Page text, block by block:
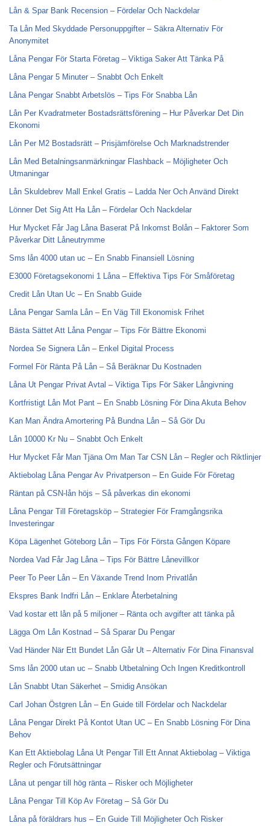
Lån & Spar Bank Recension – Fördelar Och Nackdelar
Ta Lån Med Skyddade Personuppgifter – Säkra Alternativ För
Anonymitet
Låna Pengar För Starta Företag – Viktiga Saker Att Tänka På
Låna Pengar 5 Minuter – Snabbt Och Enkelt
Låna Pengar Snabbt Arbetslös – Tips För Snabba Lån
Lån Per Kvadratmeter Bostadsrättsförening – Hur Påverkar Det Din
Ekonomi
Lån Per M2 Bostadsrätt – Prisjämförelse Och Marknadstrender
Lån Med Betalningsanmärkningar Flashback – Möjligheter Och
Utmaningar
Lån Skuldebrev Mall Enkel Gratis – Ladda Ner Och Använd Direkt
Lönner Det Sig Att Ha Lån – Fördelar Och Nackdelar
Hur Mycket Får Jag Låna Baserat På Inkomst Bolån – Faktorer Som
Påverkar Ditt Låneutrymme
Sms lån 4000 utan uc – En Snabb Finansiell Lösning
E3000 Företagsekonomi 1 Låna – Effektiva Tips För Småföretag
Credit Lån Utan Uc – En Snabb Guide
Låna Pengar Samla Lån – En Väg Till Ekonomisk Frihet
Bästa Sättet Att Låna Pengar – Tips För Bättre Ekonomi
Nordea Se Signera Lån – Enkel Digital Process
Formel För Ränta På Lån – Så Beräknar Du Kostnaden
Låna Ut Pengar Privat Avtal – Viktiga Tips För Säker Långivning
Kortfristigt Lån Mot Pant – En Snabb Lösning För Dina Akuta Behov
Kan Man Ändra Amortering På Bundna Lån – Så Gör Du
Lån 10000 Kr Nu – Snabbt Och Enkelt
Hur Mycket Får Man Tjäna Om Man Tar CSN Lån – Regler och Riktlinjer
Aktiebolag Låna Pengar Av Privatperson – En Guide För Företag
Räntan på CSN-lån höjs – Så påverkas din ekonomi
Låna Pengar Till Företagsköp – Strategier För Framgångsrika
Investeringar
Köpa Lägenhet Göteborg Lån – Tips För Första Gången Köpare
Nordea Vad Får Jag Låna – Tips För Bättre Lånevillkor
Peer To Peer Lån – En Växande Trend Inom Privatlån
Ekspres Bank Indfri Lån – Enklare Återbetalning
Vad kostar ett lån på 5 miljoner – Ränta och avgifter att tänka på
Lägga Om Lån Kostnad – Så Sparar Du Pengar
Vad Händer När Ett Bundet Lån Går Ut – Alternativ För Dina Finansval
Sms lån 2000 utan uc – Snabb Utbetalning Och Ingen Kreditkontroll
Lån Snabbt Utan Säkerhet – Smidig Ansökan
Carl Johan Östgren Lån – En Guide till Fördelar och Nackdelar
Låna Pengar Direkt På Kontot Utan UC – En Snabb Lösning För Dina
Behov
Kan Ett Aktiebolag Låna Ut Pengar Till Ett Annat Aktiebolag – Viktiga
Regler och Förutsättningar
Låna ut pengar till hög ränta – Risker och Möjligheter
Låna Pengar Till Köp Av Företag – Så Gör Du
Låna på föräldrars hus – En Guide Till Möjligheter Och Risker